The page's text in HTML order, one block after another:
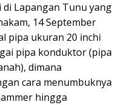
Lapangan Tunu yang
14 September
pipa ukuran 20 inchi
pipa konduktor (pipa
dimana
cara menumbuknya
hingga